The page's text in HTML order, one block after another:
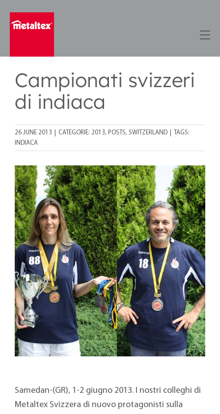
Campionati svizzeri
di indiaca
26 JUNE 2013 CATEGORIE: 2013, POSTS, SWITZERLAND
TAGS:
INDIACA
Samedan-(GR), 1-2 giugno 2013. I nostri colleghi di
Metaltex Svizzera di nuovo protagonisti sulla